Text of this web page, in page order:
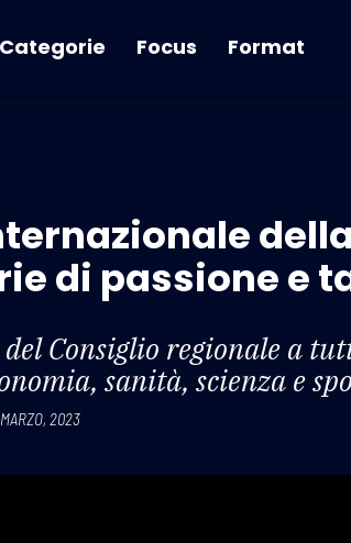
Categorie Focus Format
di passione e
Consiglio regionale a
sanità, scienza e
2023